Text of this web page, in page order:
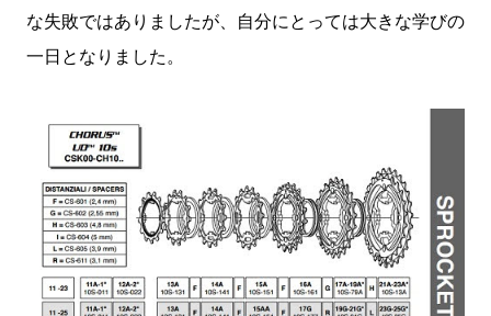
な失敗ではありましたが、自分にとっては大きな学びの
一日となりました。